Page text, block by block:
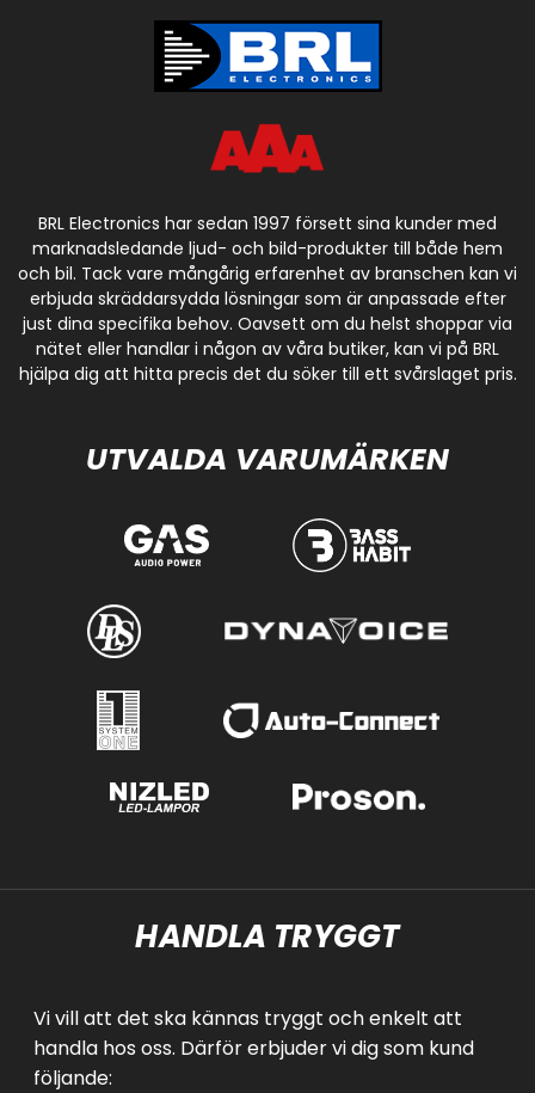
BRL Electronics har sedan 1997 försett sina kunder med
marknadsledande ljud- och bild-produkter till både hem
och bil. Tack vare mångårig erfarenhet av branschen kan vi
erbjuda skräddarsydda lösningar som är anpassade efter
just dina specifika behov. Oavsett om du helst shoppar via
nätet eller handlar i någon av våra butiker, kan vi på BRL
hjälpa dig att hitta precis det du söker till ett svårslaget pris.
UTVALDA VARUMÄRKEN
HANDLA TRYGGT
Vi vill att det ska kännas tryggt och enkelt att
handla hos oss. Därför erbjuder vi dig som kund
följande: